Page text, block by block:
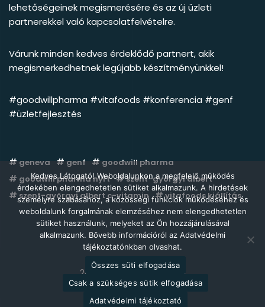
lehetőségeinek megismerésére és az új üzleti
partnerekkel való kapcsolatfelvételre.
Várunk minden kedves érdeklődő partnert, akik
megismerkedhetnek legújabb készítményünkkel!
#goodwillpharma #vitafoods #konferencia #genf
#üzletfejlesztés
geneva genf
goodwill pharma
goodwill pharma nyrt
szent-györgyi albert
szent-györgyi albert c-vitamin
vitafoods kiállítás
2026 © Goodwill Pharma
Kedves Látogató! Weboldalunkon a megfelelő működés
érdekében elengedhetetlen sütiket alkalmazunk. A hirdetések
személyre szabásához, a közösségi funkciók működéséhez és
weboldalunk forgalmának elemzéséhez nem elengedhetetlen
sütiket használunk, melyeket az Ön hozzájárulásával
alkalmazunk. Bővebb információról az Adatvédelmi
tájékoztatónkban olvashat.
Összes süti elfogadása
Csak a szükséges sütik elfogadása
Adatvédelmi tájékoztató